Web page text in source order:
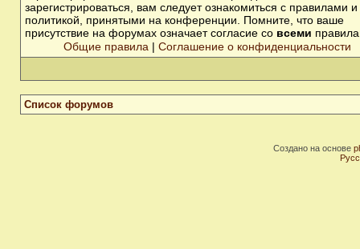
зарегистрироваться, вам следует ознакомиться с правилами и
политикой, принятыми на конференции. Помните, что ваше
присутствие на форумах означает согласие со всеми
Общие правила | Соглашение о конфиденциальности
Список форумов
Создано на основе